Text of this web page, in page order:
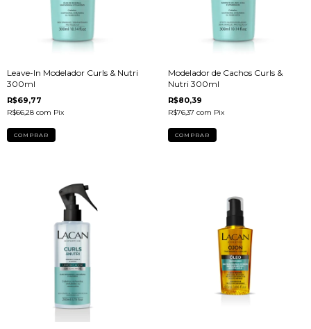
Leave-In Modelador Curls & Nutri
300ml
R$69,77
R$66,28 com Pix
Modelador de Cachos Curls &
Nutri 300ml
R$80,39
R$76,37 com Pix